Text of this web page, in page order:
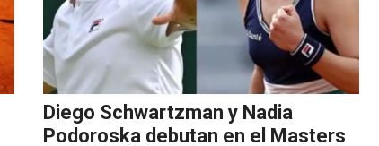
Diego Schwartzman y Nadia
Podoroska debutan en el Masters